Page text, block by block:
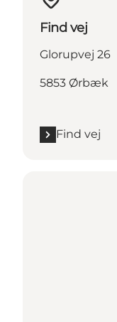
Find vej
Glorupvej 26
5853 Ørbæk
Find vej